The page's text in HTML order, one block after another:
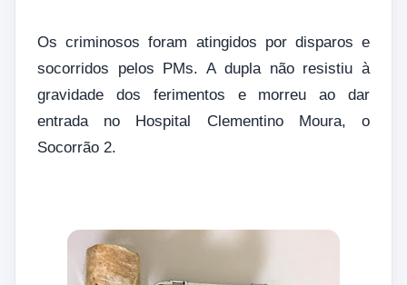
Os criminosos foram atingidos por disparos e
socorridos pelos PMs. A dupla não resistiu à
gravidade dos ferimentos e morreu ao dar
entrada no Hospital Clementino Moura, o
Socorrão 2.